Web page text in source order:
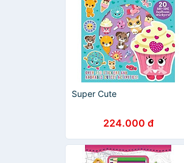
Super Cute
224.000 đ